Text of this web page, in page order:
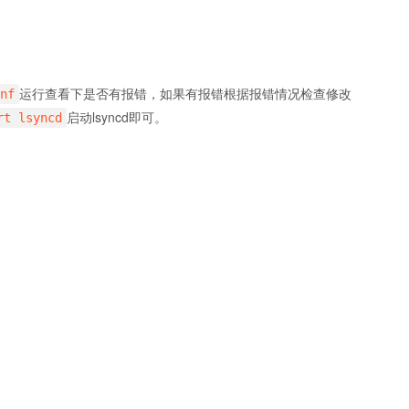
运行查看下是否有报错，如果有报错根据报错情况检查修改
lsyncd 启动lsyncd即可。